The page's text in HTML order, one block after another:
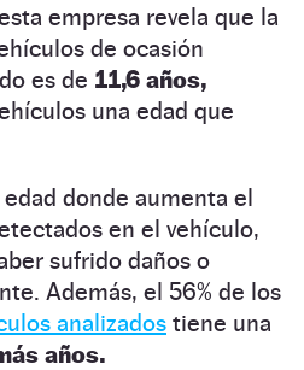
empresa revela que la
de ocasión
es de 11,6 años,
una edad que
donde aumenta el
en el vehículo,
sufrido daños o
Además, el 56% de los
analizados tiene una
años.